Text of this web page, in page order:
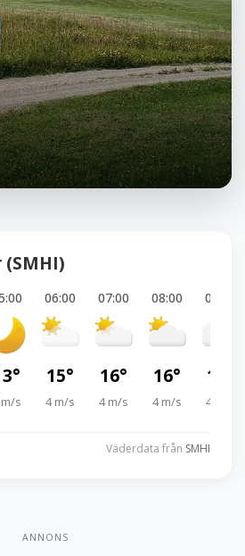
s
06:00
15°
4 m/s
07:00
16°
4 m/s
08:00
16°
4 m/s
09:00
17°
4 m/s
Väderdata från SMHI
ANNONS